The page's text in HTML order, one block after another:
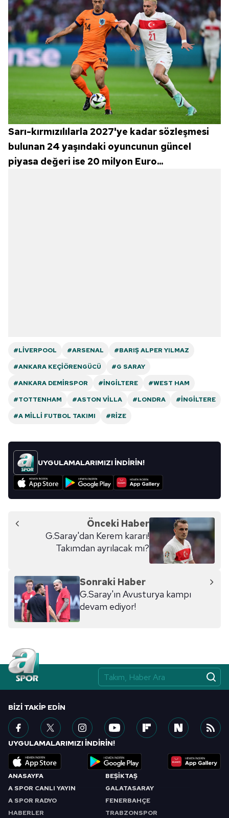
Sarı-kırmızılılarla 2027'ye kadar sözleşmesi
bulunan 24 yaşındaki oyuncunun güncel
piyasa değeri ise 20 milyon Euro...
#LIVERPOOL #ARSENAL
#BARIŞ ALPER YILMAZ
#ANKARA KEÇIÖRENGÜCÜ
#G SARAY
#ANKARA DEMIRSPOR
#İNGILTERE
#WEST HAM
#TOTTENHAM
#ASTON VILLA #LONDRA
#İNGILTERE
#A MILLI FUTBOL TAKIMI
#RIZE
UYGULAMALARIMIZI İNDİRİN!
Önceki Haber
G.Saray'dan Kerem kararı!
Takımdan ayrılacak mı?
Sonraki Haber
G.Saray'ın Avusturya kampı
devam ediyor!
ANASAYFA
A SPOR CANLI YAYIN
A SPOR RADYO
HABERLER
BEŞİKTAŞ
GALATASARAY
FENERBAHÇE
TRABZONSPOR
BIZI TAKIP EDIN
UYGULAMALARIMIZI İNDİRİN!